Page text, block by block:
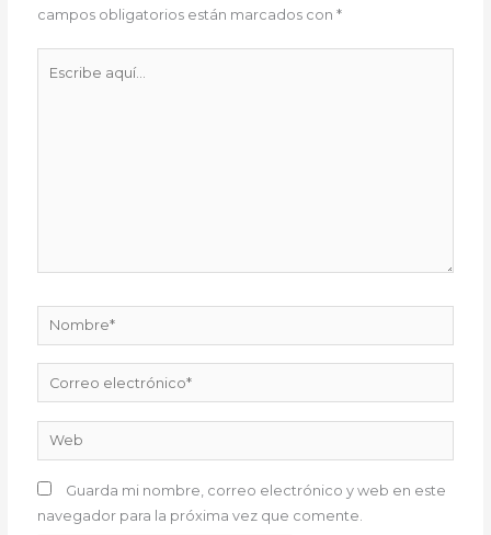
campos obligatorios están marcados con*
Nombre*
Correo
electrónico*
Web
Guarda mi nombre, correo electrónico y web en este
navegador para la próxima vez que comente.